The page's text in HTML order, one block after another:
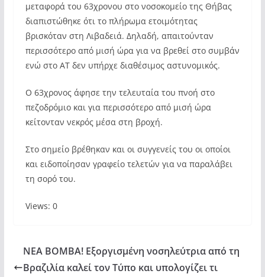
μεταφορά του 63χρονου στο νοσοκομείο της Θήβας
διαπιστώθηκε ότι το πλήρωμα ετοιμότητας
βρισκόταν στη Λιβαδειά. Δηλαδή, απαιτούνταν
περισσότερο από μισή ώρα για να βρεθεί στο συμβάν
ενώ στο ΑΤ δεν υπήρχε διαθέσιμος αστυνομικός.
Ο 63χρονος άφησε την τελευταία του πνοή στο
πεζοδρόμιο και για περισσότερο από μισή ώρα
κείτονταν νεκρός μέσα στη βροχή.
Στο σημείο βρέθηκαν και οι συγγενείς του οι οποίοι
και ειδοποίησαν γραφείο τελετών για να παραλάβει
τη σορό του.
Views: 0
ΝΕΑ ΒΟΜΒΑ! Εξοργισμένη νοσηλεύτρια από τη
Βραζιλία καλεί τον Τύπο και υπολογίζει τι